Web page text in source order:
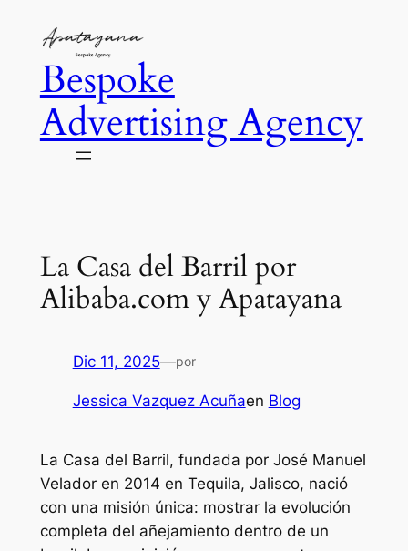
contenido
Bespoke
Advertising Agency
La Casa del Barril por
Alibaba.com y Apatayana
Dic 11, 2025—por
Jessica Vazquez Acuñaen Blog
La Casa del Barril, fundada por José Manuel
Velador en 2014 en Tequila, Jalisco, nació
con una misión única: mostrar la evolución
completa del añejamiento dentro de un